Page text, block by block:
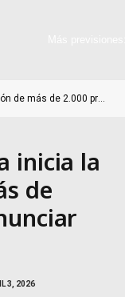
presos tras anunciar su indulto
inicia la
de
3, 2026